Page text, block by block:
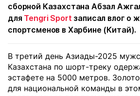
сборной Казахстана Абзал
для Tengri Sport записал влог о
спортсменов в Харбине (Китай).
В третий день Азиады-2025
Казахстана по шорт-треку
эстафете на 5000 метров.
для национальной команды в